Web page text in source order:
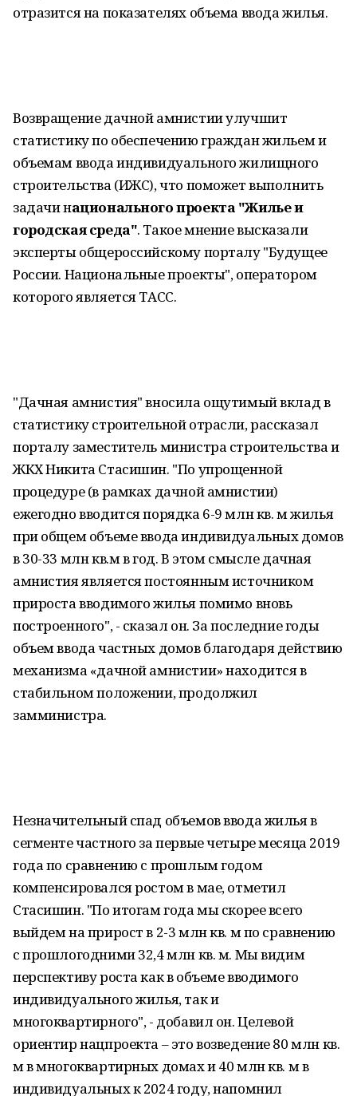
отразится на показателях объема ввода жилья.
Возвращение дачной амнистии улучшит
статистику по обеспечению граждан жильем и
объемам ввода индивидуального жилищного
строительства (ИЖС), что поможет выполнить
задачи национального проекта "Жилье и
городская среда". Такое мнение высказали
эксперты общероссийскому порталу "Будущее
России. Национальные проекты", оператором
которого является ТАСС.
"Дачная амнистия" вносила ощутимый вклад в
статистику строительной отрасли, рассказал
порталу заместитель министра строительства и
ЖКХ Никита Стасишин. "По упрощенной
процедуре (в рамках дачной амнистии)
ежегодно вводится порядка 6-9 млн кв. м жилья
при общем объеме ввода индивидуальных домов
в 30-33 млн кв.м в год. В этом смысле дачная
амнистия является постоянным источником
прироста вводимого жилья помимо вновь
построенного", - сказал он. За последние годы
объем ввода частных домов благодаря действию
механизма «дачной амнистии» находится в
стабильном положении, продолжил
замминистра.
Незначительный спад объемов ввода жилья в
сегменте частного за первые четыре месяца 2019
года по сравнению с прошлым годом
компенсировался ростом в мае, отметил
Стасишин. "По итогам года мы скорее всего
выйдем на прирост в 2-3 млн кв. м по сравнению
с прошлогодними 32,4 млн кв. м. Мы видим
перспективу роста как в объеме вводимого
индивидуального жилья, так и
многоквартирного", - добавил он. Целевой
ориентир нацпроекта – это возведение 80 млн кв.
м в многоквартирных домах и 40 млн кв. м в
индивидуальных к 2024 году, напомнил